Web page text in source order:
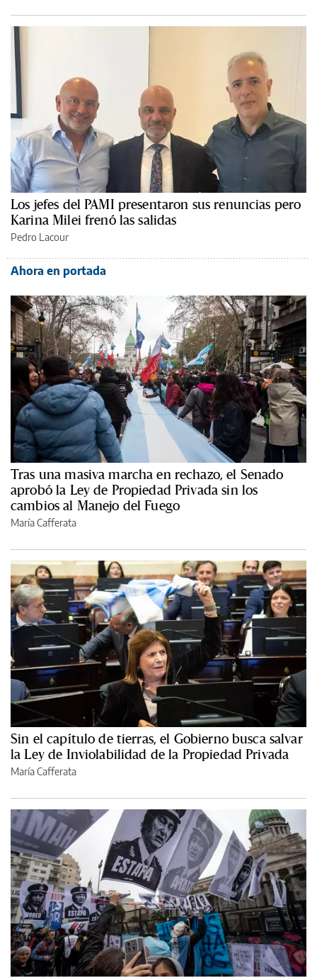
Los jefes del PAMI presentaron sus renuncias pero
Karina Milei frenó las salidas
Pedro Lacour
Ahora en portada
Tras una masiva marcha en rechazo, el Senado
aprobó la Ley de Propiedad Privada sin los
cambios al Manejo del Fuego
María Cafferata
Sin el capítulo de tierras, el Gobierno busca salvar
la Ley de Inviolabilidad de la Propiedad Privada
María Cafferata